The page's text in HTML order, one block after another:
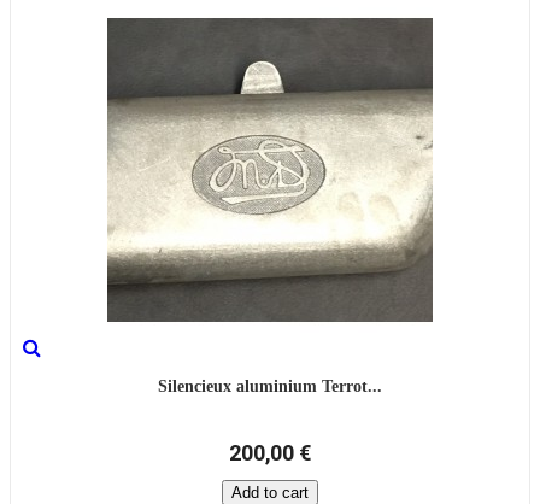
Silencieux aluminium Terrot...
200,00 €
Add to cart